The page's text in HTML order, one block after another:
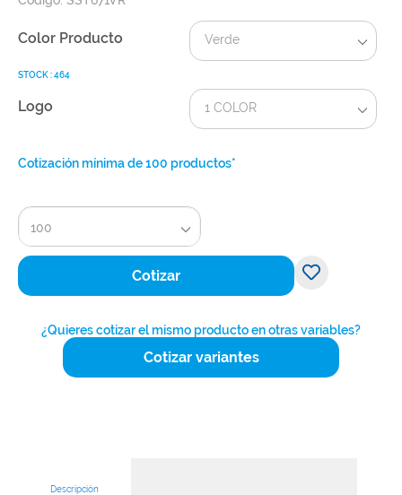
Color Producto Verde
STOCK : 464
Logo 1 COLOR
Cotización mínima de 100 productos*
100
Cotizar
¿Quieres cotizar el mismo producto en otras variables?
Cotizar variantes
Descripción